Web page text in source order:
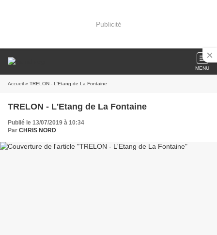
Publicité
MENU
Accueil » TRELON - L'Etang de La Fontaine
TRELON - L'Etang de La Fontaine
Publié le 13/07/2019 à 10:34
Par CHRIS NORD